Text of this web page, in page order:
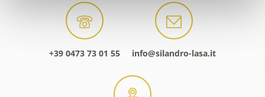
+39 0473 73 01 55 info@silandro-lasa.it